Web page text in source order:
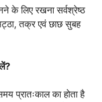
के लिए रखना सर्वश्रेष्ठ
तक्र एवं छाछ सुबह
प्रातःकाल का होता है